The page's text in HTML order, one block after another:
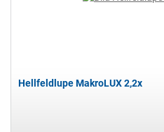
Hellfeldlupe MakroLUX 2,2x